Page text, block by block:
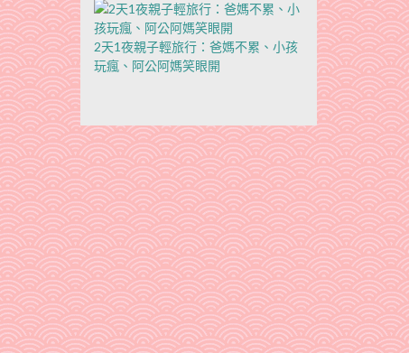
2天1夜親子輕旅行：爸媽不累、小孩
玩瘋、阿公阿媽笑眼開